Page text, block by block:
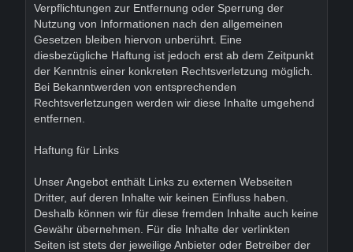
Verpflichtungen zur Entfernung oder Sperrung der
Nutzung von Informationen nach den allgemeinen
Gesetzen bleiben hiervon unberührt. Eine
diesbezügliche Haftung ist jedoch erst ab dem Zeitpunkt
der Kenntnis einer konkreten Rechtsverletzung möglich.
Bei Bekanntwerden von entsprechenden
Rechtsverletzungen werden wir diese Inhalte umgehend
entfernen.
Haftung für Links
Unser Angebot enthält Links zu externen Webseiten
Dritter, auf deren Inhalte wir keinen Einfluss haben.
Deshalb können wir für diese fremden Inhalte auch keine
Gewähr übernehmen. Für die Inhalte der verlinkten
Seiten ist stets der jeweilige Anbieter oder Betreiber der